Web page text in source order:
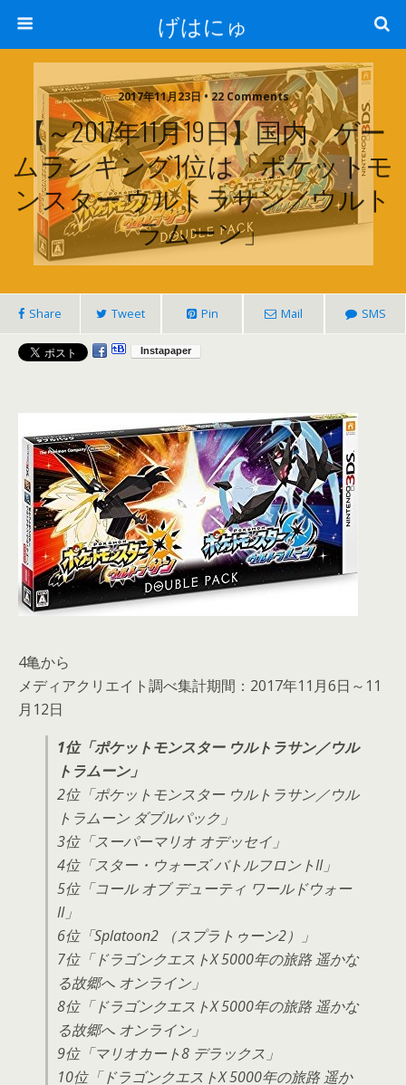
げはにゅ
2017年11月23日 • 22 Comments
【～2017年11月19日】国内、ゲー
ムランキング1位は「ポケットモ
ンスター ウルトラサン／ウルト
ラムーン」
Share Tweet Pin Mail SMS
4亀から
メディアクリエイト調べ集計期間：2017年11月6日～11
月12日
1位「ポケットモンスター ウルトラサン／ウル
トラムーン」
2位「ポケットモンスター ウルトラサン／ウル
トラムーン ダブルパック」
3位「スーパーマリオ オデッセイ」
4位「スター・ウォーズ バトルフロントII」
5位「コール オブ デューティ ワールドウォー
II」
6位「Splatoon2 （スプラトゥーン2）」
7位「ドラゴンクエストX 5000年の旅路 遥かな
る故郷へ オンライン」
8位「ドラゴンクエストX 5000年の旅路 遥かな
る故郷へ オンライン」
9位「マリオカート8 デラックス」
10位「ドラゴンクエストX 5000年の旅路 遥か